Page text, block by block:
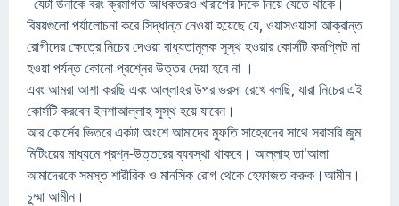
যেটা উনাকে বরং ক্রমাগত অধিকতরও খারাপের দিকে নিয়ে যেতে থাকে।
বিষয়গুলো পর্যালোচনা করে সিদ্ধান্ত নেওয়া হয়েছে যে, ওয়াসওয়াসা আক্রান্ত
রোগীদের ক্ষেত্রে নিচের দেওয়া বাধ্যতামূলক সুস্থ হওয়ার কোর্সটি কমপ্লিট না
হওয়া পর্যন্ত কোনো প্রশ্নের উত্তর দেয়া হবে না ।
এবং আমরা আশা করছি এবং আল্লাহর উপর ভরসা রেখে বলছি, যারা নিচের এই
কোর্সটি করবেন ইনশাআল্লাহ সুস্থ হয়ে যাবেন।
আর কোর্সের ভিতরে একটা অংশে আমাদের মুফতি সাহেবদের সাথে সরাসরি জুম
মিটিংয়ের মাধ্যমে প্রশ্ন-উত্তরের ব্যবস্থা থাকবে। আল্লাহ তা'আলা
আমাদেরকে সমস্ত শারীরিক ও মানসিক রোগ থেকে হেফাজত করুক।আমীন।
চুম্মা আমীন।